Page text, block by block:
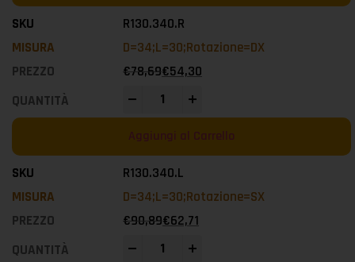
R130.340.R
D=34;L=30;Rotazione=DX
€78,69€54,30
Aggiungi al Carrello
R130.340.L
D=34;L=30;Rotazione=SX
€90,89€62,71